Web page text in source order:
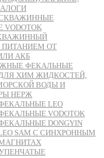
ПИТАНИЕМ ОТ
АКБ
ФЕКАЛЬНЫЕ
ХИМ ЖИДКОСТЕЙ,
ВОДЫ И
НЕРЖ
LEO
VODOTOK
DONGYIN
SAM С СИНХРОННЫМ